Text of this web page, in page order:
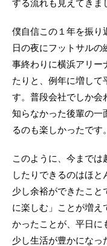
する流れも見えてきま
僕自信この１年を振り
日の夜にフットサル
事終わりに横浜アリー
たりと、例年に増して
す。普段会社でしか会
知らなかった後輩の一
るのも楽しかったです。
このように、今まで
したりできるのはほ
少し余裕ができたこと
に楽しむ」ことが増え
かったことが、平日に
少し生活が豊かになっ